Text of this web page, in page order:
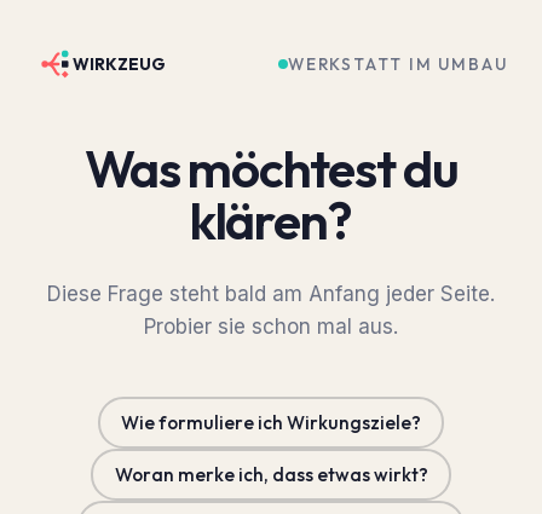
WIRKZEUG WERKSTATT IM UMBAU
Was möchtest du
klären?
Diese Frage steht bald am Anfang jeder Seite.
Probier sie schon mal aus.
Wie formuliere ich Wirkungsziele?
Woran merke ich, dass etwas wirkt?